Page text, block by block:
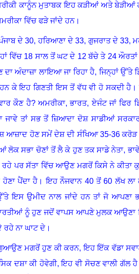
ਕਾਨੂੰਨ ਮੁਤਾਬਕ ਇਹ ਕੜੀਆਂ ਅਤੇ
ਵਿੱਚ ਫੜੇ ਜਾਂਦੇ ਹਨ।
ਦੇ30,ਹਰਿਆਣਾ ਦੇ33, ਗੁਜਰਾਤ ਦੇ33,
ਵਿੱਚ 18 ਸਾਲ ਤੋਂ ਘਟ ਦੇ 12 ਬੱਚੇ ਤੇ 24
ਅੰਦਾਜ਼ਾ ਲਾਇਆ ਜਾ ਰਿਹਾ ਹੈ, ਜਿਨ੍ਹਾਂ ਉੱਤੇ
ਕੇ ਇਹ ਗਿਣਤੀ ਇਸ ਤੋਂ ਵੱਧ ਵੀ ਹੋ ਸਕਦੀ ਹੈ ।
ਕੌਣ ਹੈ?ਅਮਰੀਕਾ,ਭਾਰਤ,ਏਜੰਟ ਜਾਂ ਫਿਰ
ਤਾਂ ਸਭ ਤੋਂ ਜ਼ਿਆਦਾ ਦੋਸ਼ ਸਾਡੀਆਂ
ਆਜ਼ਾਦ ਹੋਣ ਸਮੇਂ ਦੇਸ਼ ਦੀ ਸੰਖਿਆ 35-36 ਕਰੋੜ
ਲੋਕ ਸਭਾ ਚੋਣਾਂ ਤੋਂ ਲੈ ਕੇ ਹੁਣ ਤਕ ਸਾਡੇ ਨੇਤਾ,
ਰਹੇ ਪਰ ਸੱਤਾ ਵਿੱਚ ਆਉਣ ਮਗਰੋਂ ਕਿਸੇ ਨੇ ਕੀਤਾ
ਪੈਂਦਾ ਹੈ ।ਇਹ ਨੌਜਵਾਨ 40ਤੋਂ60 ਲੱਖ ਲਾ
ਇਸ ਉਮੀਦ ਨਾਲ ਜਾਂਦੇ ਹਨ ਤਾਂ ਜੋ ਆਪਣਾ
ਨੂੰ ਹੁਣ ਜਦੋਂ ਵਾਪਸ ਆਪਣੇ ਮੁਲਕ ਆਉਣਾ
ਰਹੇ ਨਾ ਘਾਟ ਦੇ ।
ਮਗਰੋਂ ਹੁਣ ਕੀ ਕਰਨ, ਇਹ ਇੱਕ ਵੱਡਾ
ਦਸ਼ਾ ਕੀ ਹੋਵੇਗੀ, ਇਹ ਵੀ ਸੋਚਣ ਵਾਲੀ ਗੱਲ ਹੈ